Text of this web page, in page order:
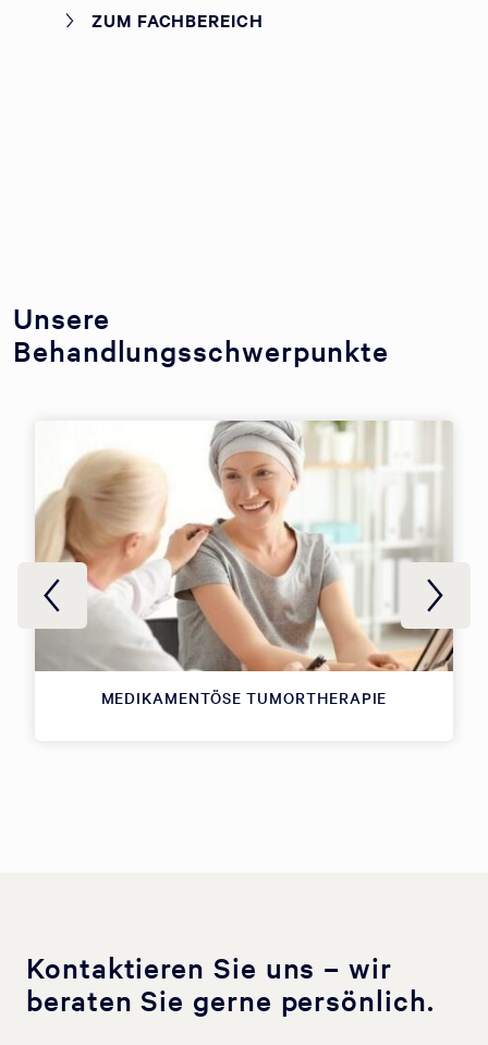
ZUM FACHBEREICH
Unsere
Behandlungsschwerpunkte
MEDIKAMENTÖSE TUMORTHERAPIE
Kontaktieren Sie uns – wir
beraten Sie gerne persönlich.